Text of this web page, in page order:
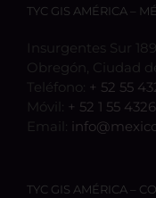
TYC GIS AMÉRICA –
Insurgentes Sur
Obregón, Ciudad
Teléfono: + 52 55
Móvil: + 52 1 55
Email:
TYC GIS AMÉRICA –